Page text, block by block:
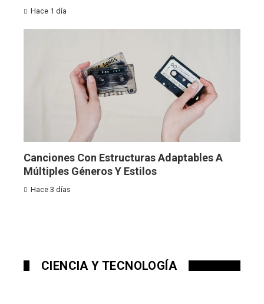
Hace 1 día
Canciones Con Estructuras Adaptables A
Múltiples Géneros Y Estilos
Hace 3 días
CIENCIA Y TECNOLOGÍA